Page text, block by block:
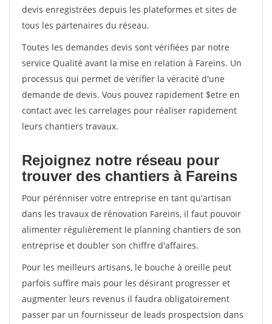
devis enregistrées depuis les plateformes et sites de
tous les partenaires du réseau.
Toutes les demandes devis sont vérifiées par notre
service Qualité avant la mise en relation à Fareins. Un
processus qui permet de vérifier la véracité d'une
demande de devis. Vous pouvez rapidement $etre en
contact avec les carrelages pour réaliser rapidement
leurs chantiers travaux.
Rejoignez notre réseau pour
trouver des chantiers à Fareins
Pour pérénniser votre entreprise en tant qu'artisan
dans les travaux de rénovation Fareins, il faut pouvoir
alimenter régulièrement le planning chantiers de son
entreprise et doubler son chiffre d'affaires.
Pour les meilleurs artisans, le bouche à oreille peut
parfois suffire mais pour les désirant progresser et
augmenter leurs revenus il faudra obligatoirement
passer par un fournisseur de leads prospectsion dans